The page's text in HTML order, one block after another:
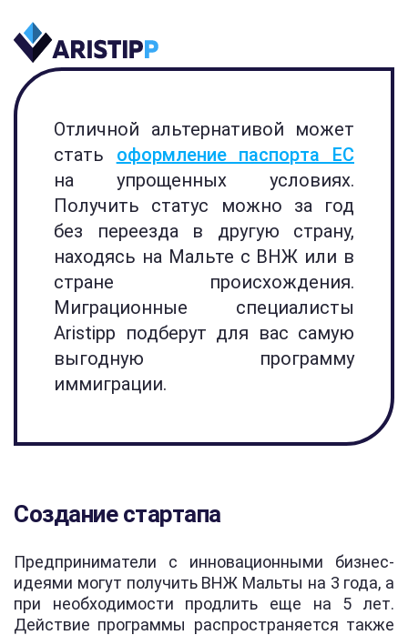
Отличной альтернативой может
стать оформление паспорта ЕС
на упрощенных условиях.
Получить статус можно за год
без переезда в другую страну,
находясь на Мальте с ВНЖ или в
стране происхождения.
Миграционные специалисты
Aristipp подберут для вас самую
выгодную программу
иммиграции.
Создание стартапа
Предприниматели с инновационными бизнес-
идеями могут получить ВНЖ Мальты на 3 года, а
при необходимости продлить еще на 5 лет.
Действие программы распространяется также